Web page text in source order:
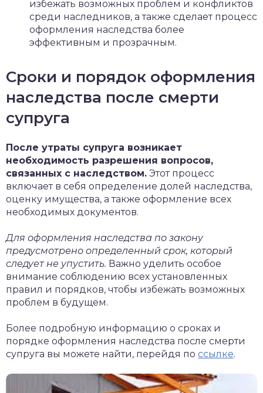
избежать возможных проблем и конфликтов
среди наследников, а также сделает процесс
оформления наследства более
эффективным и прозрачным.
Сроки и порядок оформления
наследства после смерти
супруга
После утраты супруга возникает
необходимость разрешения вопросов,
связанных с наследством. Этот процесс
включает в себя определение долей наследства,
оценку имущества, а также оформление всех
необходимых документов.
Для оформления наследства по закону
предусмотрено определенный срок, который
следует не упустить. Важно уделить особое
внимание соблюдению всех установленных
правил и порядков, чтобы избежать возможных
проблем в будущем.
Более подробную информацию о сроках и
порядке оформления наследства после смерти
супруга вы можете найти, перейдя по ссылке.